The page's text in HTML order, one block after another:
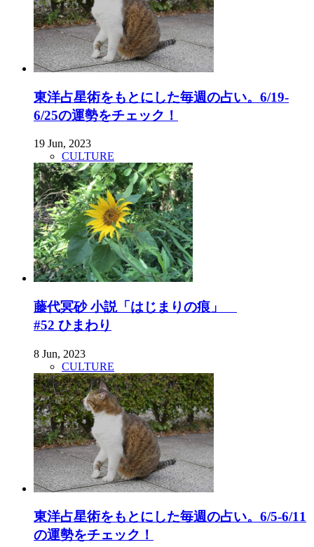
東洋占星術をもとにした毎週の占い。6/19-
6/25の運勢をチェック！
19 Jun, 2023
CULTURE
藤代冥砂 小説「はじまりの痕」
#52 ひまわり
8 Jun, 2023
CULTURE
東洋占星術をもとにした毎週の占い。6/5-6/11
の運勢をチェック！